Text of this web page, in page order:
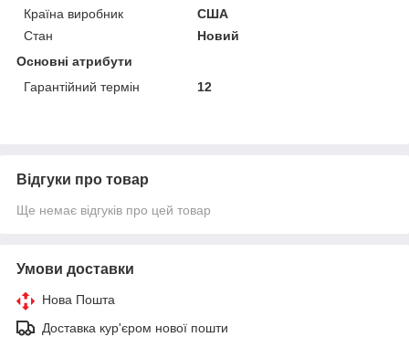
Країна виробник
США
Стан
Новий
Основні атрибути
Гарантійний термін
12
Відгуки про товар
Ще немає відгуків про цей товар
Умови доставки
Нова Пошта
Доставка кур'єром нової пошти